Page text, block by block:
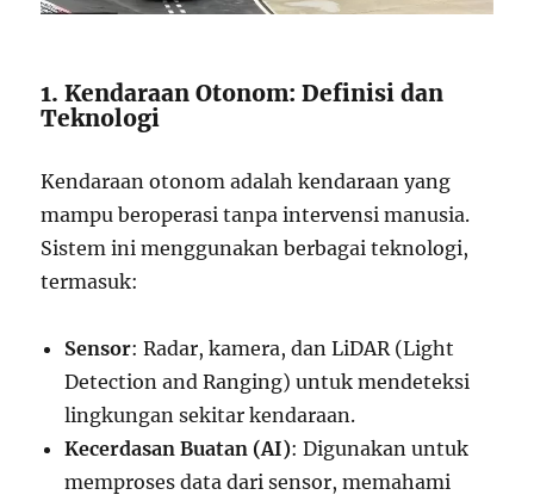
1. Kendaraan Otonom: Definisi dan
Teknologi
Kendaraan otonom adalah kendaraan yang
mampu beroperasi tanpa intervensi manusia.
Sistem ini menggunakan berbagai teknologi,
termasuk:
Sensor: Radar, kamera, dan LiDAR (Light
Detection and Ranging) untuk mendeteksi
lingkungan sekitar kendaraan.
Kecerdasan Buatan (AI): Digunakan untuk
memproses data dari sensor, memahami